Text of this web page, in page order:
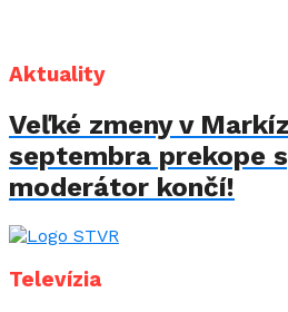
Aktuality
Veľké zmeny v
septembra prekope
moderátor končí!
Televízia